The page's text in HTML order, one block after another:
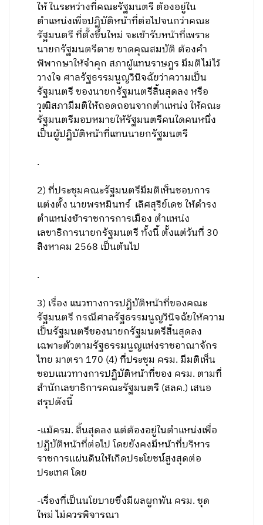
ให้ ในระหว่างที่คณะรัฐมนตรี ต้องอยู่ใน
ตำแหน่งเพื่อปฏิบัติหน้าที่ต่อไปจนกว่าคณะ
รัฐมนตรี ที่ตั้งขึ้นใหม่ จะเข้ารับหน้าที่เพราะ
นายกรัฐมนตรีตาย ขาดคุณสมบัติ ต้องคำ
พิพากษาให้จำคุก สภาผู้แทนราษฎร มีมติไม่ไว้
วางใจ ศาลรัฐธรรมนูญวินิจฉัยว่าความเป็น
รัฐมนตรี ของนายกรัฐมนตรีสิ้นสุดลง หรือ
วุฒิสภามีมติให้ถอดถอนจากตำแหน่ง ให้คณะ
รัฐมนตรีมอบหมายให้รัฐมนตรีคนใดคนหนึ่ง
เป็นผู้ปฏิบัติหน้าที่แทนนายกรัฐมนตรี
.
2) ที่ประชุมคณะรัฐมนตรีมีมติเห็นชอบการ
แต่งตั้ง นายพรหมินทร์ เลิศสุริย์เดช ให้ดำรง
ตำแหน่งข้าราชการการเมือง ตำแหน่ง
เลขาธิการนายกรัฐมนตรี ทั้งนี้ ตั้งแต่วันที่ 30
สิงหาคม 2568 เป็นต้นไป
.
3) เรื่อง แนวทางการปฏิบัติหน้าที่ของคณะ
รัฐมนตรี กรณีศาลรัฐธรรมนูญวินิจฉัยให้ความ
เป็นรัฐมนตรีของนายกรัฐมนตรีสิ้นสุดลง
เฉพาะตัวตามรัฐธรรมนูญแห่งราชอาณาจักร
ไทย มาตรา 170 (4) ที่ประชุม ครม. มีมติเห็น
ชอบแนวทางการปฏิบัติหน้าที่ของ ครม. ตามที่
สำนักเลขาธิการคณะรัฐมนตรี (สลค.) เสนอ
สรุปดังนี้
-แม้ครม. สิ้นสุดลง แต่ต้องอยู่ในตำแหน่งเพื่อ
ปฏิบัติหน้าที่ต่อไป โดยยังคงมีหน้าที่บริหาร
ราชการแผ่นดินให้เกิดประโยชน์สูงสุดต่อ
ประเทศ โดย
-เรื่องที่เป็นนโยบายซึ่งมีผลผูกพัน ครม. ชุด
ใหม่ ไม่ควรพิจารณา